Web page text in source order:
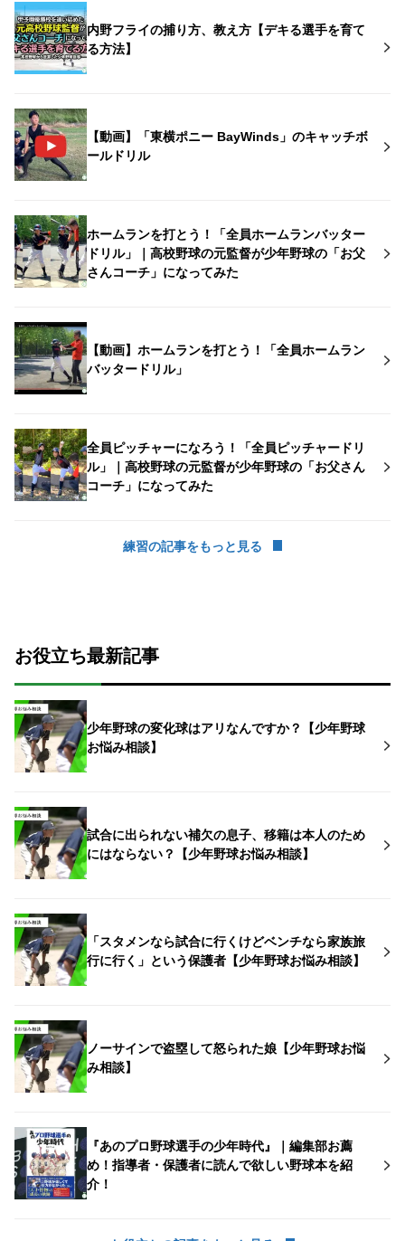
内野フライの捕り方、教え方【デキる選手を育て
る方法】
【動画】「東横ポニー BayWinds」のキャッチボ
ールドリル
ホームランを打とう！「全員ホームランバッター
ドリル」｜高校野球の元監督が少年野球の「お父
さんコーチ」になってみた
【動画】ホームランを打とう！「全員ホームラン
バッタードリル」
全員ピッチャーになろう！「全員ピッチャードリ
ル」｜高校野球の元監督が少年野球の「お父さん
コーチ」になってみた
練習の記事をもっと見る
お役立ち最新記事
少年野球の変化球はアリなんですか？【少年野球
お悩み相談】
試合に出られない補欠の息子、移籍は本人のため
にはならない？【少年野球お悩み相談】
「スタメンなら試合に行くけどベンチなら家族旅
行に行く」という保護者【少年野球お悩み相談】
ノーサインで盗塁して怒られた娘【少年野球お悩
み相談】
『あのプロ野球選手の少年時代』｜編集部お薦
め！指導者・保護者に読んで欲しい野球本を紹
介！